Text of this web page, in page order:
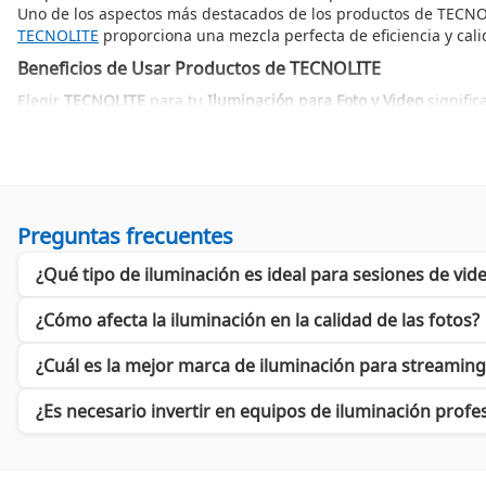
Uno de los aspectos más destacados de los productos de
TECNOLITE proporciona una mezcla perfecta de eficiencia y
Beneficios de Usar Productos de TECNOLITE
Elegir TECNOLITE para tu Iluminación para Foto y Video
visuales impresionantes, elevando la calidad de cualquier
Rendimiento Excepcional en Cada Producto
Cuando se trata de rendimiento, TECNOLITE no decepciona.
calidadasegura un balance perfecto entre intensidad y color,
Por otro lado, la combinación de tecnología avanzada y
gama que incluye desdelámparashasta sistemas de
Si buscas llevar tus trabajos de fotografía y video al siguiente
tus necesidades creativas, asegurándote resultados
Preguntas frecuentes
¿Qué tipo de iluminación es ideal para sesiones de
¿Cómo afecta la iluminación en la calidad de las fotos?
¿Cuál es la mejor marca de iluminación para
¿Es necesario invertir en equipos de iluminación